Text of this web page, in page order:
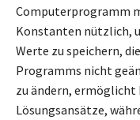
Computerprogramm
Konstanten nützlich,
Werte zu speichern,
Programms nicht
zu ändern,
Lösungsansätze,